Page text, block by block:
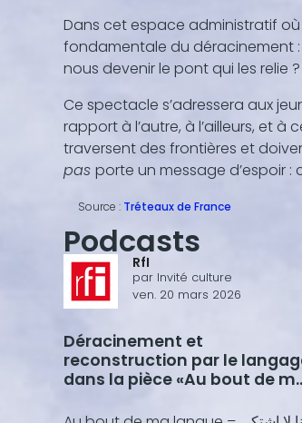
Dans cet espace administratif
fondamentale du déracinement
nous devenir le pont qui les relie ?
Ce spectacle s’adressera aux
rapport à l’autre, à l’ailleurs, et
traversent des frontières et
pas porte un message d’espoir :
Source : Tréteaux de France
Podcasts
RfI
par Invité culture
ven. 20 mars 2026
Déracinement et
reconstruction par le
dans la pièce «Au bout de